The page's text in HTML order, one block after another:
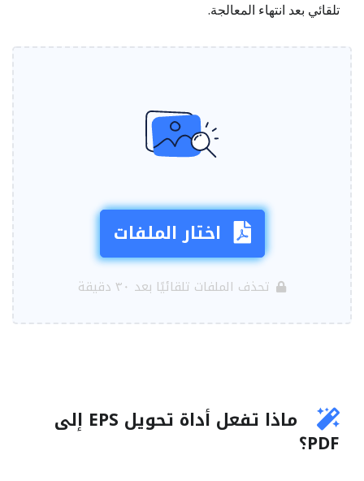
تلقائي بعد انتهاء المعالجة.
اختار الملفات
تحذف الملفات تلقائيًا بعد ٣٠ دقيقة
ماذا تفعل أداة تحويل EPS إلى
PDF؟